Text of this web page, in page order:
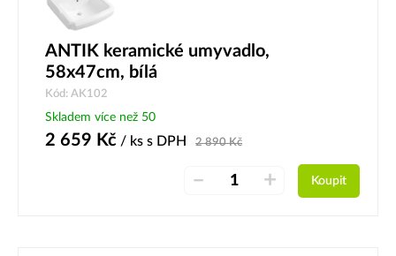
ANTIK keramické umyvadlo,
58x47cm, bílá
Kód: AK102
Skladem více než 50
2 659 Kč / ks s DPH 2 890Kč
– + Koupit